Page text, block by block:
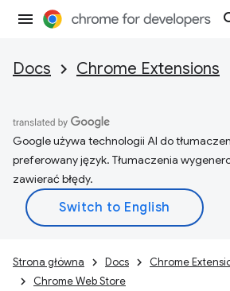
Docs Chrome Extensions
Google używa technologii AI do
preferowany język. Tłumaczenia
zawierać błędy.
Strona główna Docs
Chrome
Chrome Web Store